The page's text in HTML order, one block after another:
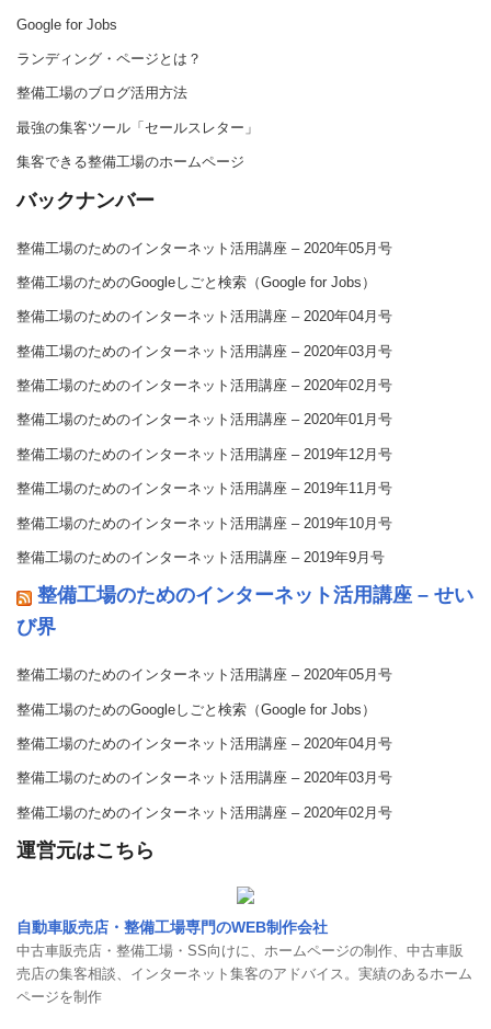
Google for Jobs
ランディング・ページとは？
整備工場のブログ活用方法
最強の集客ツール「セールスレター」
集客できる整備工場のホームページ
バックナンバー
整備工場のためのインターネット活用講座 – 2020年05月号
整備工場のためのGoogleしごと検索（Google for Jobs）
整備工場のためのインターネット活用講座 – 2020年04月号
整備工場のためのインターネット活用講座 – 2020年03月号
整備工場のためのインターネット活用講座 – 2020年02月号
整備工場のためのインターネット活用講座 – 2020年01月号
整備工場のためのインターネット活用講座 – 2019年12月号
整備工場のためのインターネット活用講座 – 2019年11月号
整備工場のためのインターネット活用講座 – 2019年10月号
整備工場のためのインターネット活用講座 – 2019年9月号
整備工場のためのインターネット活用講座 – せい
び界
整備工場のためのインターネット活用講座 – 2020年05月号
整備工場のためのGoogleしごと検索（Google for Jobs）
整備工場のためのインターネット活用講座 – 2020年04月号
整備工場のためのインターネット活用講座 – 2020年03月号
整備工場のためのインターネット活用講座 – 2020年02月号
運営元はこちら
自動車販売店・整備工場専門のWEB制作会社
中古車販売店・整備工場・SS向けに、ホームページの制作、中古車販
売店の集客相談、インターネット集客のアドバイス。実績のあるホーム
ページを制作